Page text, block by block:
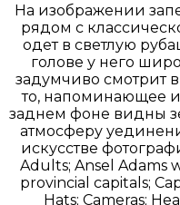
На изображении
рядом с
одет в светлую
голове у него
задумчиво смотрит
то, напоминающее
заднем фоне видны
атмосферу
искусстве
Adults; Ansel Adams
provincial capitals;
Hats; Cameras;